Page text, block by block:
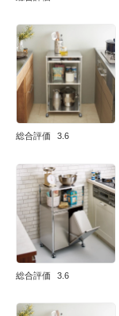
総合評価 3.6
総合評価 3.6